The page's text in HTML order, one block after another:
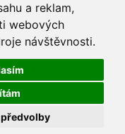
a reklam,
webových
návštěvnosti.
povinen vystavit
přijatou tržbu u
výpadku pak nejpozději